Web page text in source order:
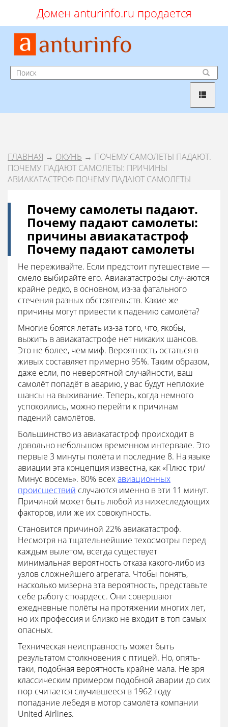
Домен anturinfo.ru продается
ГЛАВНАЯ → ОКУНЬ → ПОЧЕМУ САМОЛЕТЫ ПАДАЮТ.
ПОЧЕМУ ПАДАЮТ САМОЛЕТЫ: ПРИЧИНЫ
АВИАКАТАСТРОФ ПОЧЕМУ ПАДАЮТ САМОЛЕТЫ
Почему самолеты падают.
Почему падают самолеты:
причины авиакатастроф
Почему падают самолеты
Не переживайте. Если предстоит путешествие —
смело выбирайте его. Авиакатастрофы случаются
крайне редко, в основном, из-за фатального
стечения разных обстоятельств. Какие же
причины могут привести к падению самолёта?
Многие боятся летать из-за того, что, якобы,
выжить в авиакатастрофе нет никаких шансов.
Это не более, чем миф. Вероятность остаться в
живых составляет примерно 95%. Таким образом,
даже если, по невероятной случайности, ваш
самолёт попадёт в аварию, у вас будут неплохие
шансы на выживание. Теперь, когда немного
успокоились, можно перейти к причинам
падений самолётов.
Большинство из авиакатастроф происходит в
довольно небольшом временном интервале. Это
первые 3 минуты полёта и последние 8. На языке
авиации эта концепция известна, как «Плюс три/
Минус восемь». 80% всехавиационных
происшествий случаются именно в эти 11 минут.
Причиной может быть любой из нижеследующих
факторов, или же их совокупность.
Становится причиной 22% авиакатастроф.
Несмотря на тщательнейшие техосмотры перед
каждым вылетом, всегда существует
минимальная вероятность отказа какого-либо из
узлов сложнейшего агрегата. Чтобы понять,
насколько мизерна эта вероятность, представьте
себе работу стюардесс. Они совершают
ежедневные полёты на протяжении многих лет,
но их профессия и близко не входит в топ самых
опасных.
Техническая неисправность может быть
результатом столкновения с птицей. Но, опять-
таки, подобная вероятность крайне мала. Не зря
классическим примером подобной аварии до сих
пор считается случившееся в 1962 году
попадание лебедя в мотор самолёта компании
United Airlines.